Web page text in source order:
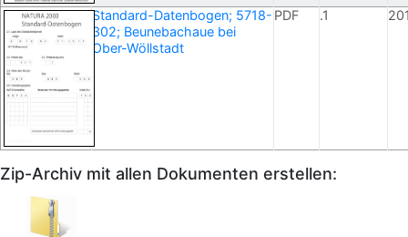
Standard-Datenbogen; 5718-
302; Beunebachaue bei
Ober-Wöllstadt
PDF .1
Zip-Archiv mit allen Dokumenten erstellen: